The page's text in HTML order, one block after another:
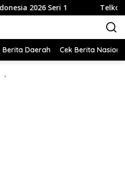
Telkom Gandeng
Berita Daerah Cek Berita